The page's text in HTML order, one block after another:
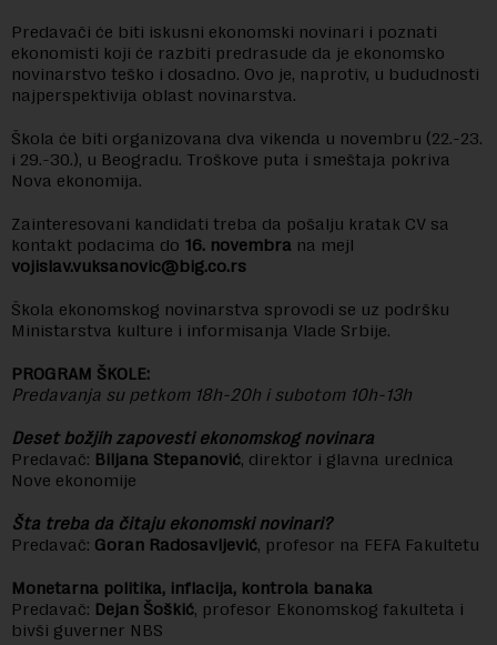
Predavači će biti iskusni ekonomski novinari i poznati
ekonomisti koji će razbiti predrasude da je ekonomsko
novinarstvo teško i dosadno. Ovo je, naprotiv, u bududnosti
najperspektivija oblast novinarstva.
Škola će biti organizovana dva vikenda u novembru (22.-23.
i 29.-30.), u Beogradu. Troškove puta i smeštaja pokriva
Nova ekonomija.
Zainteresovani kandidati treba da pošalju kratak CV sa
kontakt podacima do 16. novembra na mejl
vojislav.vuksanovic@big.co.rs
Škola ekonomskog novinarstva sprovodi se uz podršku
Ministarstva kulture i informisanja Vlade Srbije.
PROGRAM ŠKOLE:
Predavanja su petkom 18h-20h i subotom 10h-13h
Deset božjih zapovesti ekonomskog novinara
Predavač: Biljana Stepanović, direktor i glavna urednica
Nove ekonomije
Šta treba da čitaju ekonomski novinari?
Predavač: Goran Radosavljević, profesor na FEFA Fakultetu
Monetarna politika, inflacija, kontrola banaka
Predavač: Dejan Šoškić, profesor Ekonomskog fakulteta i
bivši guverner NBS